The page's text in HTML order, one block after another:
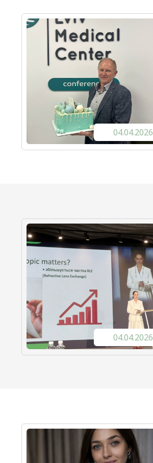
04.04.2026
04.04.2026